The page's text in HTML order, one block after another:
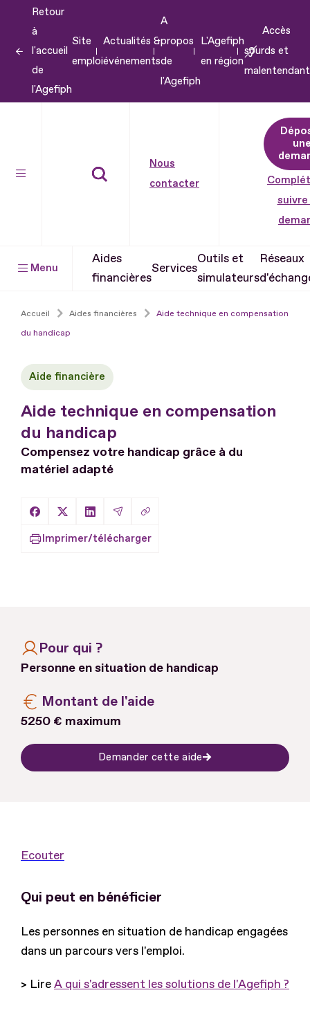
contenu
Retour
à
l'accueil
de
l'Agefiph
Site
emploi
Actualités &
événements
A
propos
de
l'Agefiph
L'Agefiph
en région
Accès
sourds et
Nous
contacter
suivre
Menu
Aides
financières
Services
Outils et
simulateurs
Réseaux
Accueil Aides financières
Aide technique en compensation
du handicap
Aide technique en compensation
du handicap
Aide financière
Compensez votre handicap grâce à du
matériel adapté
Partager sur Facebook
Partager sur X
Partager sur LinkedIn
Partager par Email
Copier le lien
Imprimer/télécharger
Pour qui ?
Personne en situation de handicap
Montant de l'aide
5250 € maximum
Demander cette aide
Ecouter
Qui peut en bénéficier
Les personnes en situation de handicap engagées
dans un parcours vers l'emploi.
> LireA qui s'adressent les solutions de l'Agefiph ?